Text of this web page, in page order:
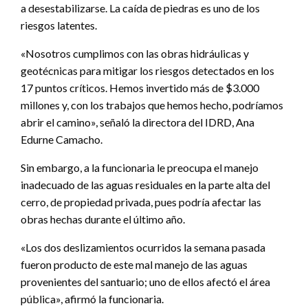
a desestabilizarse. La caída de piedras es uno de los
riesgos latentes.
«Nosotros cumplimos con las obras hidráulicas y
geotécnicas para mitigar los riesgos detectados en los
17 puntos críticos. Hemos invertido más de $3.000
millones y, con los trabajos que hemos hecho, podríamos
abrir el camino», señaló la directora del IDRD, Ana
Edurne Camacho.
Sin embargo, a la funcionaria le preocupa el manejo
inadecuado de las aguas residuales en la parte alta del
cerro, de propiedad privada, pues podría afectar las
obras hechas durante el último año.
«Los dos deslizamientos ocurridos la semana pasada
fueron producto de este mal manejo de las aguas
provenientes del santuario; uno de ellos afectó el área
pública», afirmó la funcionaria.